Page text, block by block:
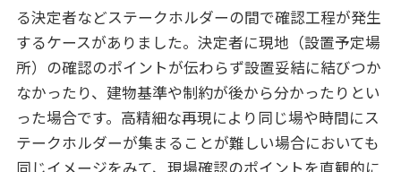
る決定者などステークホルダーの間で確認工程が発生
するケースがありました。決定者に現地（設置予定場
所）の確認のポイントが伝わらず設置妥結に結びつか
なかったり、建物基準や制約が後から分かったりとい
った場合です。高精細な再現により同じ場や時間にス
テークホルダーが集まることが難しい場合においても